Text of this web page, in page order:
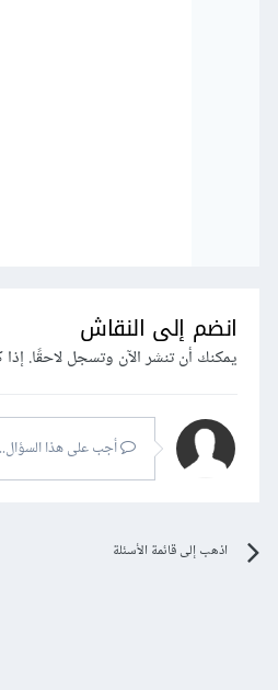
انضم إلى النقاش
يمكنك أن تنشر الآن وتسجل لاحقًا.
أجب على هذا
اذهب إلى قائمة الأسئلة